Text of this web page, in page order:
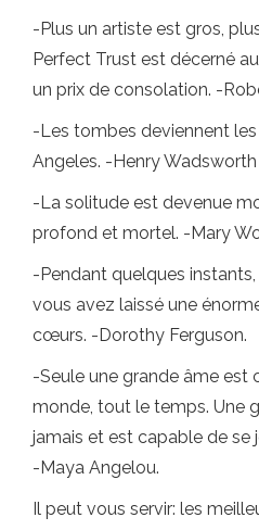
-Plus un artiste est gros,
Perfect Trust est décerné
un prix de consolation. -
-Les tombes deviennent
Angeles. -Henry
-La solitude est devenue
profond et mortel. -Mary
-Pendant quelques
vous avez laissé une
cœurs. -Dorothy Ferguson.
-Seule une grande âme est
monde, tout le temps. Une
jamais et est capable de se
-Maya Angelou.
Il peut vous servir: les